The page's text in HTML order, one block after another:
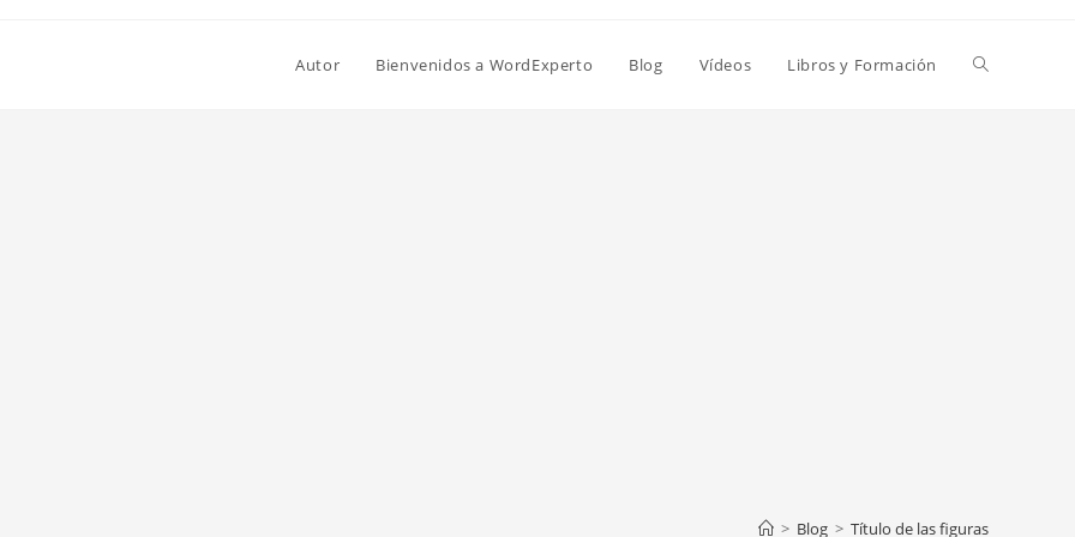
Autor Bienvenidos a WordExperto Blog Vídeos Libros y Formación Alternar
> Blog > Título de las figuras